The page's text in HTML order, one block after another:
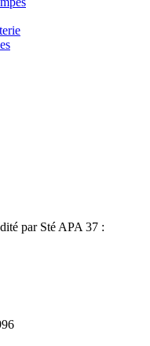
par Sté APA 37 :